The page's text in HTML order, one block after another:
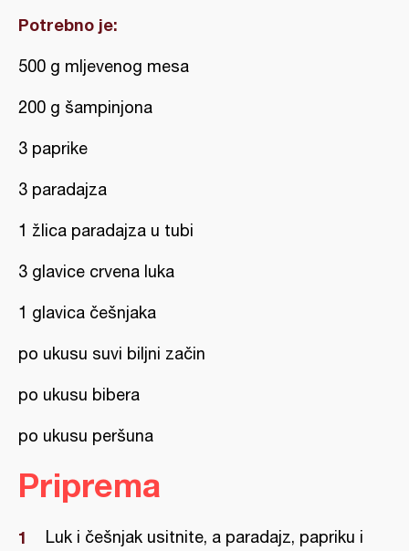
Potrebno je:
500 g mljevenog mesa
200 g šampinjona
3 paprike
3 paradajza
1 žlica paradajza u tubi
3 glavice crvena luka
1 glavica češnjaka
po ukusu suvi biljni začin
po ukusu bibera
po ukusu peršuna
Priprema
Luk i češnjak usitnite, a paradajz, papriku i